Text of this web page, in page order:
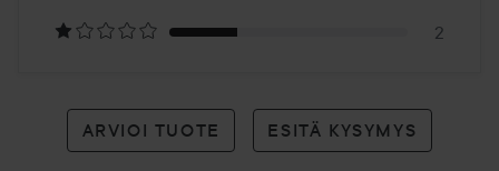
2
ARVIOI TUOTE ESITÄ KYSYMYS